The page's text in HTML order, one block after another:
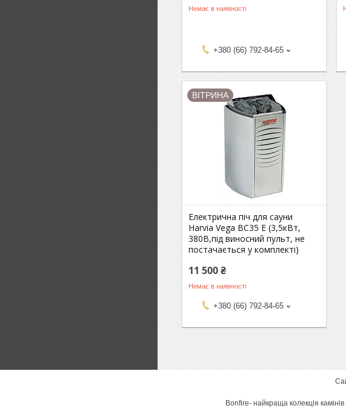
Немає в наявності
+380 (66) 792-84-65
ВІТРИНА
Електрична піч для сауни
Harvia Vega BC35 E (3,5кВт,
380В,під виносний пульт, не
постачається у комплекті)
11 500 ₴
Немає в наявності
+380 (66) 792-84-65